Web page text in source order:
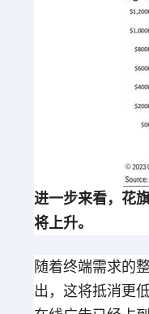
进一步来看，花
将上升。
随着终端需求的
出，这将抵消更